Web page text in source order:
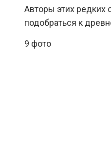
Авторы этих редких
подобраться к
9 фото